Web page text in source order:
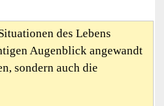
des Lebens
Augenblick angewandt
sondern auch die